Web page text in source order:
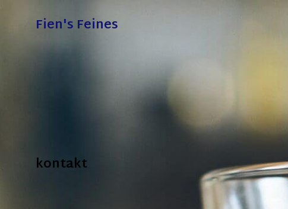
Fien's Feines
kontakt